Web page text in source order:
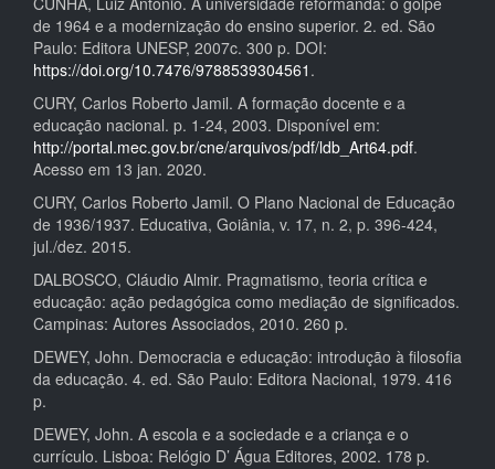
de 1964 e a modernização do ensino superior. 2. ed. São
Paulo: Editora UNESP, 2007c. 300 p. DOI:
https://doi.org/10.7476/9788539304561 .
CURY, Carlos Roberto Jamil. A formação docente e a
educação nacional. p. 1-24, 2003. Disponível em:
http://portal.mec.gov.br/cne/arquivos/pdf/ldb_Art64.pdf.
Acesso em 13 jan. 2020.
CURY, Carlos Roberto Jamil. O Plano Nacional de Educação
de 1936/1937. Educativa, Goiânia, v. 17, n. 2, p. 396-424,
jul./dez. 2015.
DALBOSCO, Cláudio Almir. Pragmatismo, teoria crítica e
educação: ação pedagógica como mediação de significados.
Campinas: Autores Associados, 2010. 260 p.
DEWEY, John. Democracia e educação: introdução à filosofia
da educação. 4. ed. São Paulo: Editora Nacional, 1979. 416
p.
DEWEY, John. A escola e a sociedade e a criança e o
currículo. Lisboa: Relógio D’ Água Editores, 2002. 178 p.